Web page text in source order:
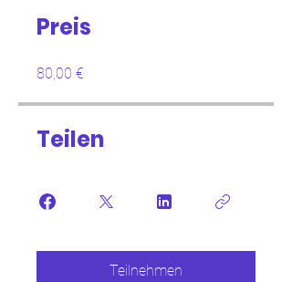
Preis
80,00 €
Teilen
Teilnehmen